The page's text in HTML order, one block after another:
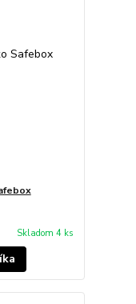
Skladom 4 ks